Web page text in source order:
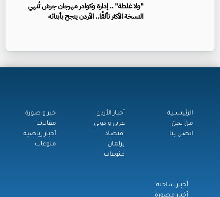
"ولا غلطة" .. إدارة وكوادر مهرجان جرش تُنهي
النسخة الأكثر تألقًا.. الأردن ينجح بأبنائه
الرئيســية
من نحن
اتصل بنا
أخبار الأردن
عربي و دولي
اقتصاد
برلمان
منوعات
خبر و صورة
مقالات
أخبار رياضية
منوعات
أخبار ساخنة
أخبار مصورة